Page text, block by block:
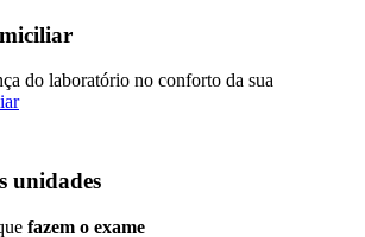
do laboratório no conforto da sua
unidades
fazem o exame